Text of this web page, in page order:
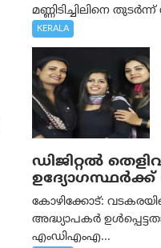
മണ്ണിടിച്ചിലിനെ
KERALA
ഡിജിറ്റല്‍
ഉദ്യോഗസ്ഥര്‍ക്ക്
കോഴിക്കോട്:
അദ്ധ്യാപകർ
എംഡിഎംഎ...